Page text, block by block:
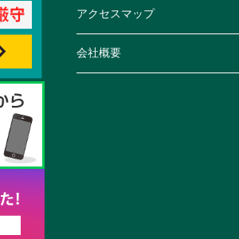
アクセスマップ
会社概要